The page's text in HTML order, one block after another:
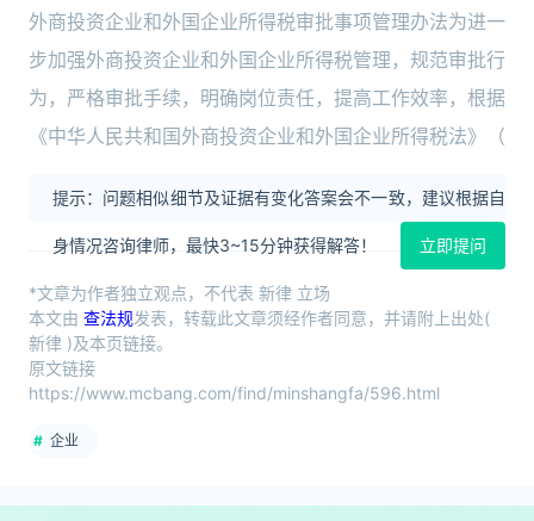
外商投资企业和外国企业所得税审批事项管理办法为进一
步加强外商投资企业和外国企业所得税管理，规范审批行
为，严格审批手续，明确岗位责任，提高工作效率，根据
《中华人民共和国外商投资企业和外国企业所得税法》（
提示：问题相似细节及证据有变化答案会不一致，建议根据自
身情况咨询律师，最快3~15分钟获得解答！ 立即提问
*文章为作者独立观点，不代表 新律 立场
本文由 查法规发表，转载此文章须经作者同意，并请附上出处(
新律 )及本页链接。
原文链接
https://www.mcbang.com/find/minshangfa/596.html
企业